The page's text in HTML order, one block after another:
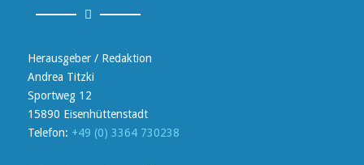
Herausgeber / Redaktion
Andrea Titzki
Sportweg 12
15890 Eisenhüttenstadt
Telefon: +49 (0) 3364 730238